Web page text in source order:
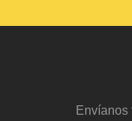
Envíanos